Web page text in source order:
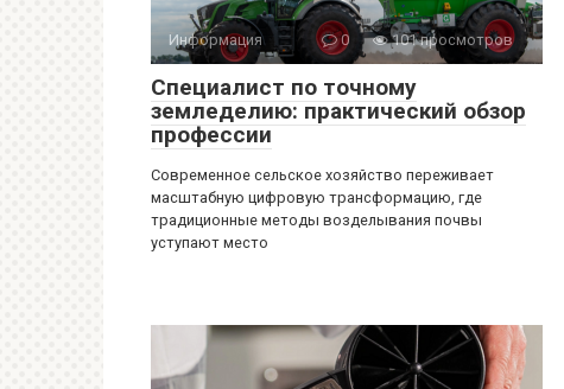
Информация 0 101 просмотров
Специалист по точному
земледелию: практический обзор
профессии
Современное сельское хозяйство переживает
масштабную цифровую трансформацию, где
традиционные методы возделывания почвы
уступают место